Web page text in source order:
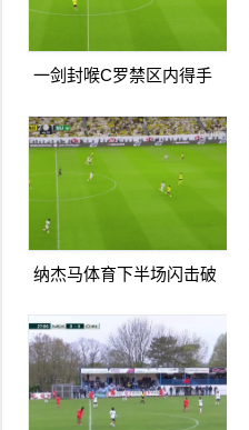
一剑封喉C罗禁区内得手
967球
纳杰马体育下半场闪击破
得手